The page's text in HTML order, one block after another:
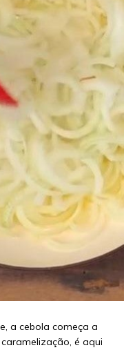
a cebola começa a
é aqui